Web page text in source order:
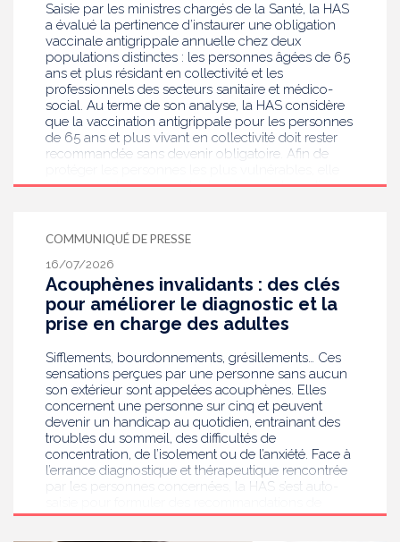
Saisie par les ministres chargés de la Santé, la HAS
a évalué la pertinence d’instaurer une obligation
vaccinale antigrippale annuelle chez deux
populations distinctes : les personnes âgées de 65
ans et plus résidant en collectivité et les
professionnels des secteurs sanitaire et médico-
social. Au terme de son analyse, la HAS considère
que la vaccination antigrippale pour les personnes
de 65 ans et plus vivant en collectivité doit rester
recommandée sans devenir obligatoire. Afin de
recommande en revanche la mise en place d’une
pour les autres professionnels travaillant dans les
établissements de santé ou dans les
établissements médicaux sociaux hébergeant des
personnes âgées, en contact avec des personnes à
risque de grippe sévère, avec un déploiement
prioritaire en Ehpad et en USLD.
COMMUNIQUÉ DE PRESSE
16/07/2026
Acouphènes invalidants : des clés
pour améliorer le diagnostic et la
prise en charge des adultes
Sifflements, bourdonnements, grésillements… Ces
sensations perçues par une personne sans aucun
son extérieur sont appelées acouphènes. Elles
concernent une personne sur cinq et peuvent
devenir un handicap au quotidien, entrainant des
troubles du sommeil, des difficultés de
concentration, de l’isolement ou de l’anxiété. Face à
l’errance diagnostique et thérapeutique rencontrée
par les personnes concernées, la HAS s’est auto-
bonnes pratiques pour améliorer le diagnostic et